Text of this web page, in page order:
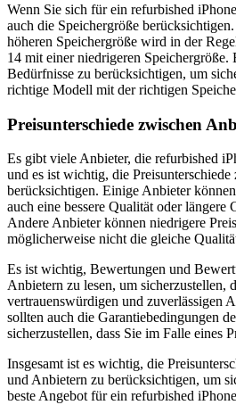
Wenn Sie sich für ein refurbished
auch die Speichergröße
höheren Speichergröße wird in der
14 mit einer niedrigeren
Bedürfnisse zu berücksichtigen, um
richtige Modell mit der richtigen
Preisunterschiede zwischen
Es gibt viele Anbieter, die refurbished
und es ist wichtig, die Preisunterschiede
berücksichtigen. Einige Anbieter
auch eine bessere Qualität oder längere
Andere Anbieter können niedrigere
möglicherweise nicht die gleiche
Es ist wichtig, Bewertungen und
Anbietern zu lesen, um sicherzustellen,
vertrauenswürdigen und zuverlässigen
sollten auch die Garantiebedingungen
sicherzustellen, dass Sie im Falle eines
Insgesamt ist es wichtig, die
und Anbietern zu berücksichtigen, um
beste Angebot für ein refurbished